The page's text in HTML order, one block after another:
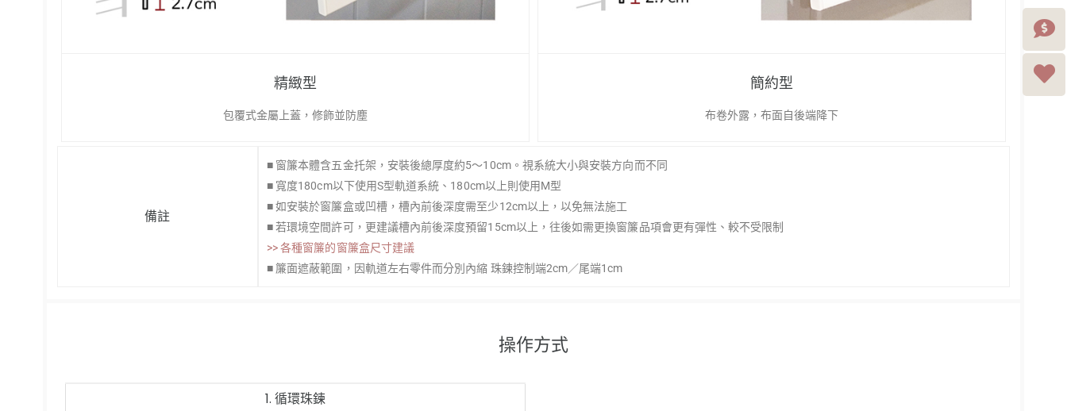
精緻型
包覆式金屬上蓋，修飾並防塵
簡約型
布卷外露，布面自後端降下
備註
■ 窗簾本體含五金托架，安裝後總厚度約5～10cm。視系統大小與安裝方向而不同
■ 寬度180cm以下使用S型軌道系統、180cm以上則使用M型
■ 如安裝於窗簾盒或凹槽，槽內前後深度需至少12cm以上，以免無法施工
■ 若環境空間許可，更建議槽內前後深度預留15cm以上，往後如需更換窗簾品項會更有彈性、較不受限制
>> 各種窗簾的窗簾盒尺寸建議
■ 簾面遮蔽範圍，因軌道左右零件而分別內縮 珠鍊控制端2cm／尾端1cm
操作方式
1. 循環珠鍊